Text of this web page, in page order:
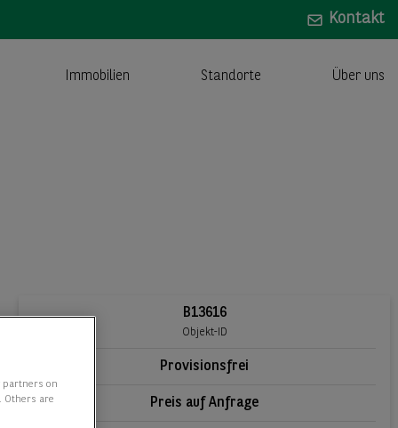
Kontakt
Immobilien Standorte Über uns
B13616
Objekt-ID
Provisionsfrei
Preis auf Anfrage
partners on
Others are